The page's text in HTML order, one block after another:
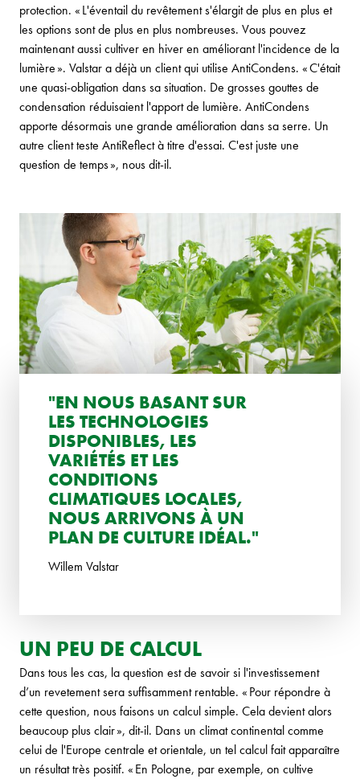
protection. « L'éventail du revêtement s'élargit de plus en plus et
les options sont de plus en plus nombreuses. Vous pouvez
maintenant aussi cultiver en hiver en améliorant l'incidence de la
lumière ». Valstar a déjà un client qui utilise AntiCondens. « C'était
une quasi-obligation dans sa situation. De grosses gouttes de
condensation réduisaient l'apport de lumière. AntiCondens
apporte désormais une grande amélioration dans sa serre. Un
autre client teste AntiReflect à titre d'essai. C'est juste une
question de temps », nous dit-il.
"EN NOUS BASANT SUR
LES TECHNOLOGIES
DISPONIBLES, LES
VARIÉTÉS ET LES
CONDITIONS
CLIMATIQUES LOCALES,
NOUS ARRIVONS À UN
PLAN DE CULTURE IDÉAL."
Willem Valstar
UN PEU DE CALCUL
Dans tous les cas, la question est de savoir si l'investissement
d’un revetement sera suffisamment rentable. « Pour répondre à
cette question, nous faisons un calcul simple. Cela devient alors
beaucoup plus clair », dit-il. Dans un climat continental comme
celui de l'Europe centrale et orientale, un tel calcul fait apparaître
un résultat très positif. « En Pologne, par exemple, on cultive